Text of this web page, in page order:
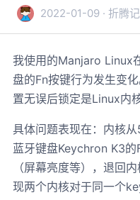
2022-01-09 折腾记
我使用的Manjaro Linux
盘的Fn按键行为发生变
置无误后锁定是Linux内
具体问题表现在：内核
蓝牙键盘Keychron K3的
（屏幕亮度等），退回
现两个内核对于同一个